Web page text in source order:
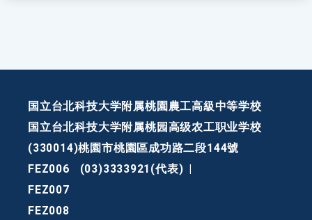
国立台北科技大学附属桃園農工高級中等学校
国立台北科技大学附属桃园高级农工职业学校
(330014)桃園市桃園區成功路二段144號
FEZ006
(03)3333921(代表)
FEZ007
FEZ008